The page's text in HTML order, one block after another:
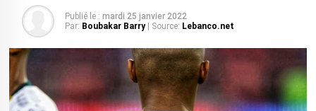
Publié le : mardi 25 janvier 2022
Par: Boubakar Barry | Source: Lebanco.net